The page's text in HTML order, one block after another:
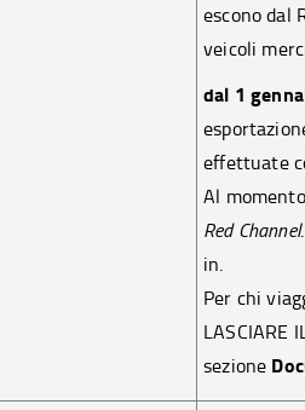
escono dal
veicoli
dal 1
effettuate
Al
Red Channel
in.
Per chi
LASCIARE
sezione